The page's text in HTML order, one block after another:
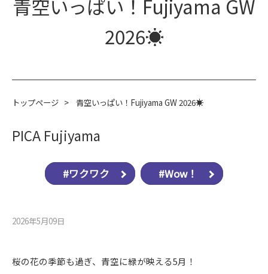
青空いっぱい！Fujiyama GW
2026☀
トップページ > 青空いっぱい！Fujiyama GW 2026☀
PICA Fujiyama
#ワクワク #Wow！
2026年5月09⽇
桜の花の季節も過ぎ、青空に緑が映える5月！